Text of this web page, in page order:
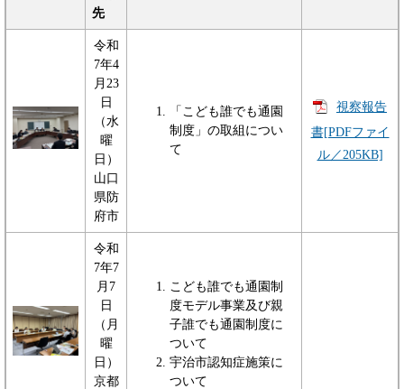
先
令和
7年4
月23
日
（水
曜
日）
山口
県防
府市
「こども誰でも通園
制度」の取組につい
て
視察報告
書[PDFファイ
ル／205KB]
令和
7年7
月7
日
（月
曜
日）
京都
こども誰でも通園制
度モデル事業及び親
子誰でも通園制度に
ついて
宇治市認知症施策に
ついて